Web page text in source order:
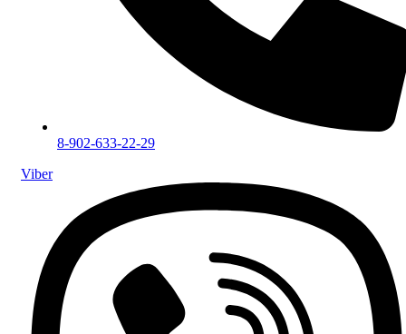
8-902-633-22-29
Viber